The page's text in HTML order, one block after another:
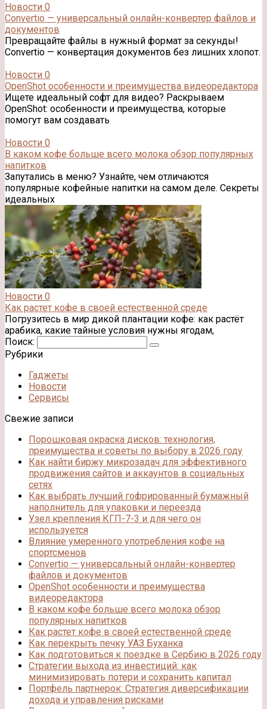
Новости 0
Convertio — универсальный онлайн-конвертер файлов и
документов
Превращайте файлы в нужный формат за секунды!
Convertio — конвертация документов без лишних хлопот.
Новости 0
OpenShot особенности и преимущества видеоредактора
Ищете идеальный софт для видео? Раскрываем
OpenShot: особенности и преимущества, которые
помогут вам создавать
Новости 0
В каком кофе больше всего молока обзор популярных
напитков
Запутались в меню? Узнайте, чем отличаются
популярные кофейные напитки на самом деле. Секреты
идеальных
Новости 0
Как растет кофе в своей естественной среде
Погрузитесь в мир дикой плантации кофе: как растёт
арабика, какие тайные условия нужны ягодам,
Поиск:
Рубрики
Гаджеты
Новости
Сервисы
Свежие записи
Порошковая окраска дисков: технология,
преимущества и советы по выбору в 2026 году
Как найти биржу микрозадач для эффективного
продвижения сайтов и аккаунтов в социальных
сетях
Как выбрать лучший гофрированный бумажный
наполнитель для упаковки и переезда
Узел крепления КГП-7-3 и для чего он
используется
Влияние умеренного употребления кофе на
спортсменов
Convertio — универсальный онлайн-конвертер
файлов и документов
OpenShot особенности и преимущества
видеоредактора
В каком кофе больше всего молока обзор
популярных напитков
Как растет кофе в своей естественной среде
Как перекрыть печку УАЗ Буханка
Как подготовиться к поездке в Сербию в 2026 году
Стратегии выхода из инвестиций: как
минимизировать потери и сохранить капитал
Портфель партнерок: Стратегия диверсификации
дохода и управления рисками